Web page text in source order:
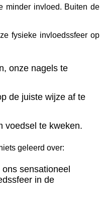
minder invloed. Buiten de
fysieke invloedssfeer op
onze nagels te
de juiste wijze af te
voedsel te kweken.
geleerd over:
sensationeel
in de